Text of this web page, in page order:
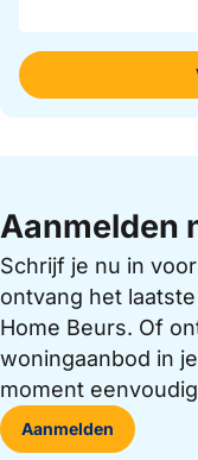
Aanmelden
Schrijf je nu in
ontvang het
Home Beurs. Of
woningaanbod in
moment
Aanmelden